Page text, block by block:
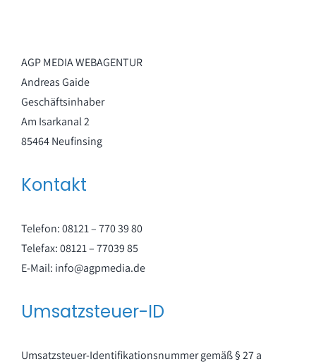
AGP MEDIA WEBAGENTUR
Andreas Gaide
Geschäftsinhaber
Am Isarkanal 2
85464 Neufinsing
Kontakt
Telefon: 08121 – 770 39 80
Telefax: 08121 – 77039 85
E-Mail: info@agpmedia.de
Umsatzsteuer-ID
Umsatzsteuer-Identifikationsnummer gemäß § 27 a